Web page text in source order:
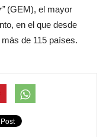
(GEM), el mayor
en el que desde
de 115 países.